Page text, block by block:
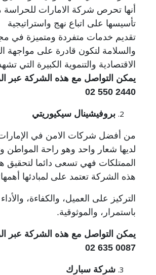
أنها تحرص شركة الامارات للحراسة
تأسيسها على اتباع نهج واستراتيجية
تقديم خدمات متفردة ومتميزة في
والسلامة لتكون قادرة على مواجهة
الاقتصادية والتنموية الكبيرة التي
يمكن التواصل مع هذه الشركة عبر
2440 550 02
بروفيشينال سيكيوريتي
من أفضل شركات الامن في
لديها شعار واحد وهو راحة المواطن
الممتلكات فهي تسعى دائما لتحقيق
هذه الشركة تعتمد على لمبادئها
التركيز على العميل، والكفاءة،
باستمرار، والموثوقية.
يمكن التواصل مع هذه الشركة عبر
0087 635 02
شركة سبارك